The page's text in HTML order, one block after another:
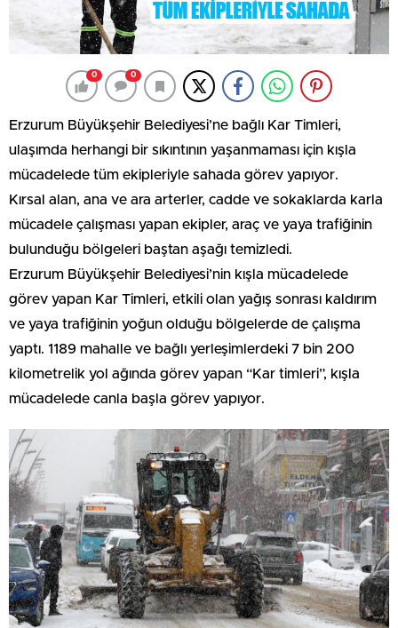
0 0
Erzurum Büyükşehir Belediyesi’ne bağlı Kar Timleri,
ulaşımda herhangi bir sıkıntının yaşanmaması için kışla
mücadelede tüm ekipleriyle sahada görev yapıyor.
Kırsal alan, ana ve ara arterler, cadde ve sokaklarda karla
mücadele çalışması yapan ekipler, araç ve yaya trafiğinin
bulunduğu bölgeleri baştan aşağı temizledi.
Erzurum Büyükşehir Belediyesi’nin kışla mücadelede
görev yapan Kar Timleri, etkili olan yağış sonrası kaldırım
ve yaya trafiğinin yoğun olduğu bölgelerde de çalışma
yaptı. 1189 mahalle ve bağlı yerleşimlerdeki 7 bin 200
kilometrelik yol ağında görev yapan “Kar timleri”, kışla
mücadelede canla başla görev yapıyor.